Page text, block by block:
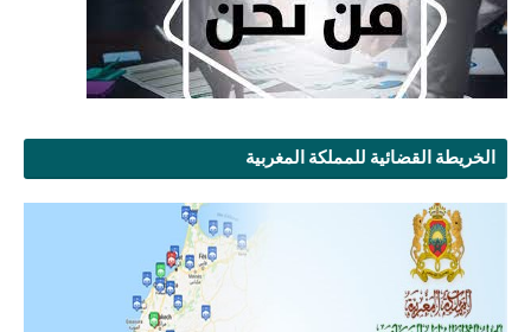
الخريطة القضائية للمملكة المغربية